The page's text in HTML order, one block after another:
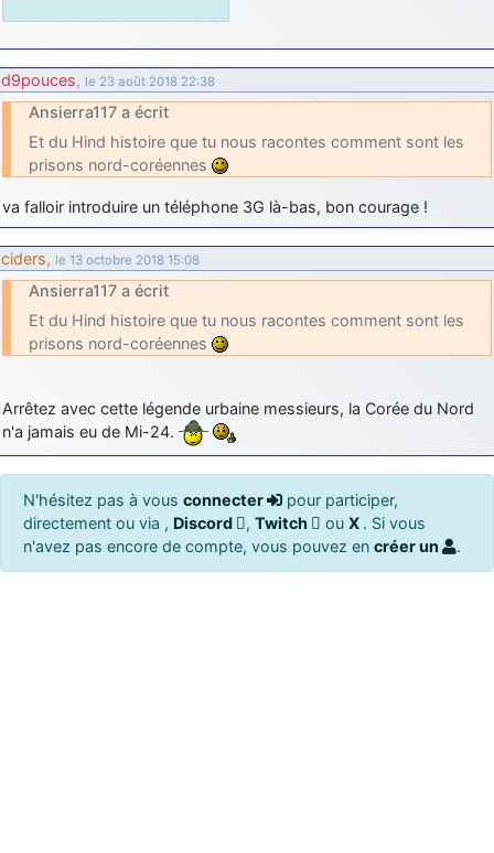
d9pouces, le 23 août 2018 22:38
Ansierra117 a écrit
Et du Hind histoire que tu nous racontes comment sont les
prisons nord-coréennes
va falloir introduire un téléphone 3G là-bas, bon courage !
ciders, le 13 octobre 2018 15:08
Ansierra117 a écrit
Et du Hind histoire que tu nous racontes comment sont les
prisons nord-coréennes
Arrêtez avec cette légende urbaine messieurs, la Corée du Nord
n'a jamais eu de Mi-24.
N'hésitez pas à vous connecter
pour participer,
directement ou via , Discord , Twitch ou X . Si vous
n'avez pas encore de compte, vous pouvez en créer un .